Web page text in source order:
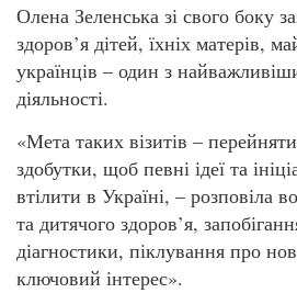
Олена Зеленська зі свого боку
здоров’я дітей, їхніх матерів,
українців – один з
діяльності.
«Мета таких візитів –
здобутки, щоб певні ідеї та
втілити в Україні, – розповіла
та дитячого здоров’я,
діагностики, піклування про
ключовий інтерес».